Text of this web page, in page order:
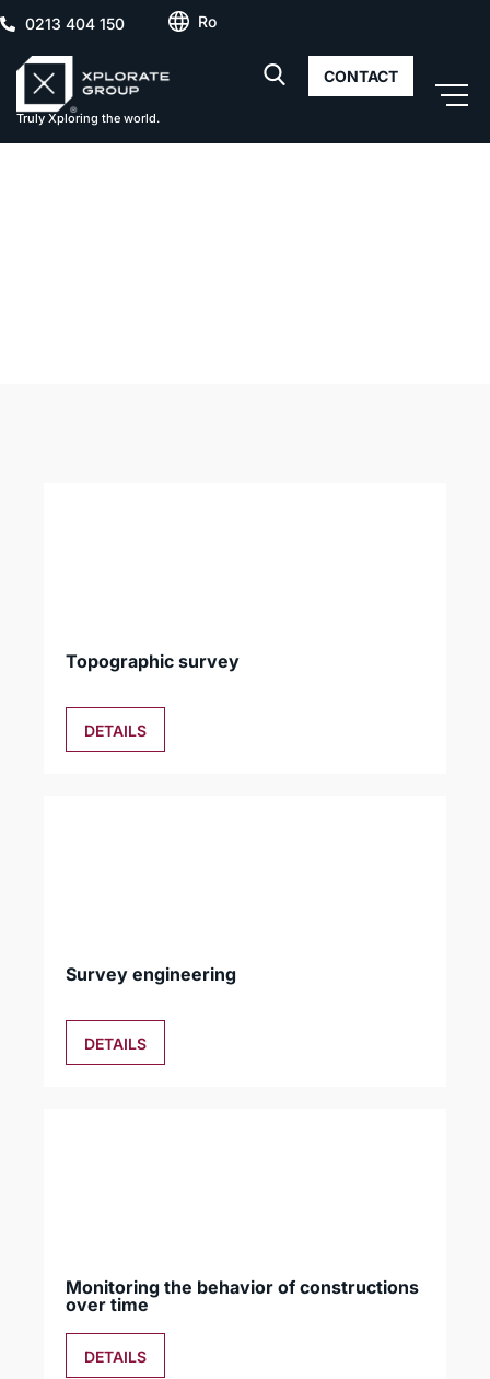
0213 404 150 Ro
Truly Xploring the world.
CONTACT
Topographic survey
DETAILS
Survey engineering
DETAILS
Monitoring the behavior of constructions
over time
DETAILS